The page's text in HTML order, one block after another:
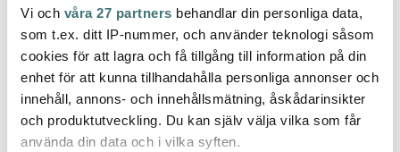
Vi och våra 27 partners behandlar din personliga data,
som t.ex. ditt IP-nummer, och använder teknologi såsom
cookies för att lagra och få tillgång till information på din
enhet för att kunna tillhandahålla personliga annonser och
innehåll, annons- och innehållsmätning, åskådarinsikter
och produktutveckling. Du kan själv välja vilka som får
använda din data och i vilka syften.
Mellow Design
Magnet Swedish Fika
Sweets 6,5x6,5 cm
89 kr
Få i lager
Mellow Design
Tygpåse i bomull 40x35
cm Dalahäst
199 kr
Få i lager
kant
125